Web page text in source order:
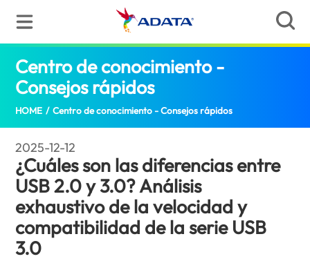
Centro de conocimiento -
Consejos rápidos¿Cuáles son las
HOME / Centro de conocimiento - Consejos rápidos
2025-12-12
¿Cuáles son las diferencias entre
USB 2.0 y 3.0? Análisis
exhaustivo de la velocidad y
compatibilidad de la serie USB
3.0